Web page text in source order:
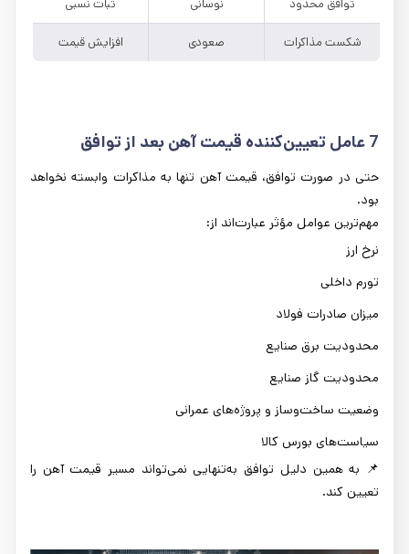
توافق محدود نوسانی ثبات نسبی
شکست مذاکرات صعودی افزایش قیمت
7عامل تعیین‌کننده قیمت آهن بعد از توافق
حتی در صورت توافق، قیمت آهن تنها به مذاکرات وابسته نخواهد
بود.
مهم‌ترین عوامل مؤثر عبارت‌اند از:
نرخ ارز
تورم داخلی
میزان صادرات فولاد
محدودیت برق صنایع
محدودیت گاز صنایع
وضعیت ساخت‌وساز و پروژه‌های عمرانی
سیاست‌های بورس کالا
📌 به همین دلیل توافق به‌تنهایی نمی‌تواند مسیر قیمت آهن را
تعیین کند.